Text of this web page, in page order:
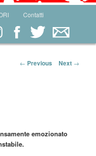
Contatti
Post navigation
← Previous Next →
emozionato